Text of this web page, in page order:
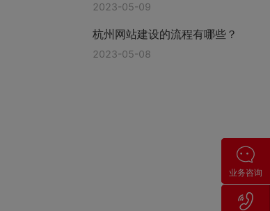
能有哪些
2023-05-09
杭州网站建设的流程有哪些？
2023-05-08
业务咨询